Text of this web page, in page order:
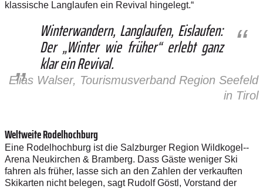
klassische Langlaufen ein Revival hingelegt.“
Winterwandern, Langlaufen, Eislaufen:
Der „Winter wie früher“ erlebt ganz
klar ein Revival.
Elias Walser, Tourismusverband Region Seefeld
in Tirol
Weltweite Rodelhochburg
Eine Rodelhochburg ist die Salzburger Region Wildkogel-­
Arena Neukirchen & Bramberg. Dass Gäste weniger Ski
fahren als früher, lasse sich an den Zahlen der verkauften
Skikarten nicht belegen, sagt Rudolf Göstl, Vorstand der